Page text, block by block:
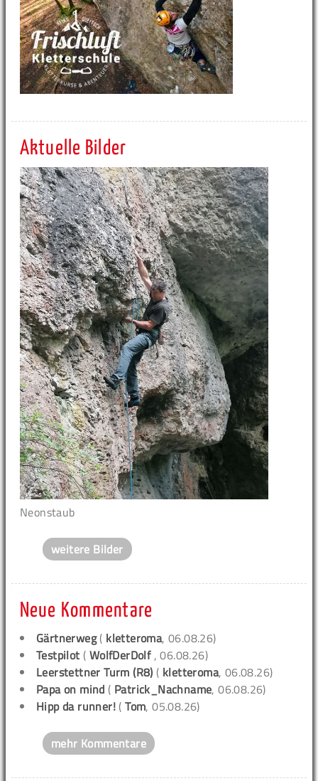
Aktuelle Bilder
Neonstaub
weitere Bilder
Neue Kommentare
Gärtnerweg( kletteroma, 06.08.26)
Testpilot ( WolfDerDolf , 06.08.26)
Leerstettner Turm (R8) ( kletteroma, 06.08.26)
Papa on mind ( Patrick_Nachname, 06.08.26)
Hipp da runner! (Tom, 05.08.26)
mehr Kommentare